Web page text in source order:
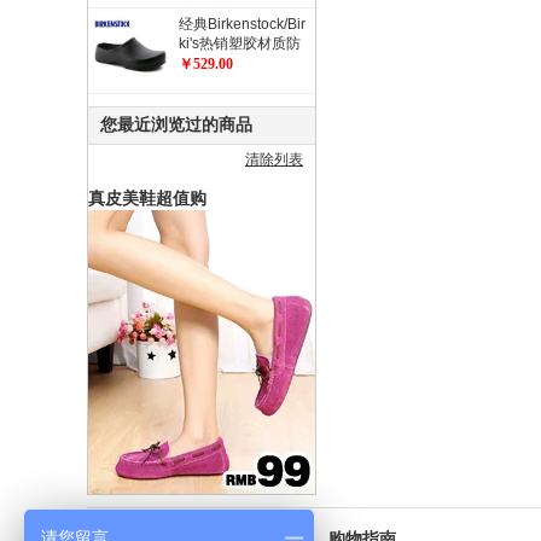
经典Birkenstock/Bir
ki's热销塑胶材质防
滑工作鞋 职业鞋 厨
￥529.00
您最近浏览过的商品
清除列表
真皮美鞋超值购